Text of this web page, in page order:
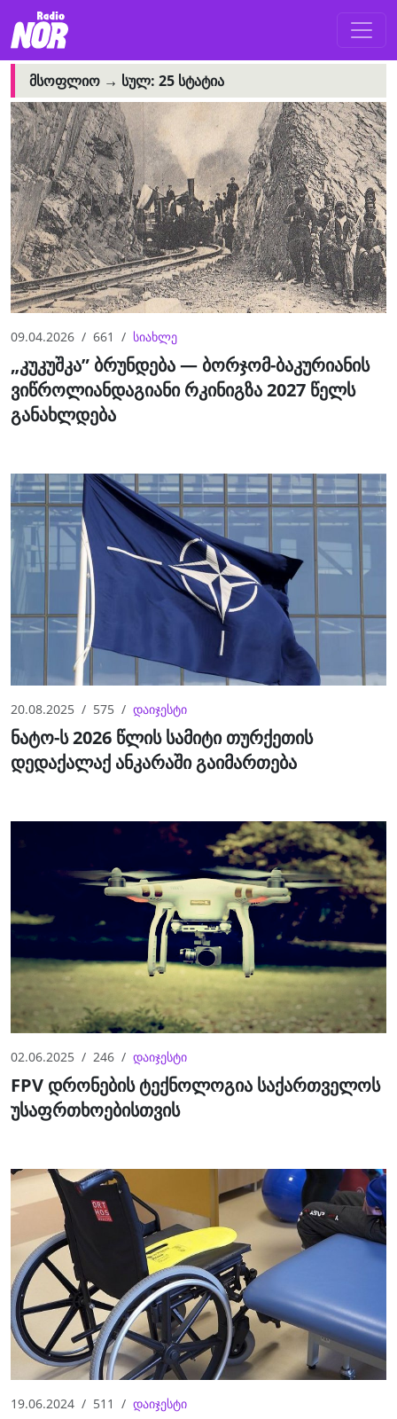
ᲛᲡᲝᲤᲚᲘᲝ → ᲡᲣᲚ: 25 ᲡᲢᲐᲢᲘᲐ
09.04.2026 661 სიახლე
„კუკუშკა” ბრუნდება — ბორჯომ-ბაკურიანის
ვიწროლიანდაგიანი რკინიგზა 2027 წელს
განახლდება
20.08.2025 575 დაიჯესტი
ნატო-ს 2026 წლის სამიტი თურქეთის
დედაქალაქ ანკარაში გაიმართება
02.06.2025 246 დაიჯესტი
FPV დრონების ტექნოლოგია საქართველოს
უსაფრთხოებისთვის
19.06.2024 511 დაიჯესტი